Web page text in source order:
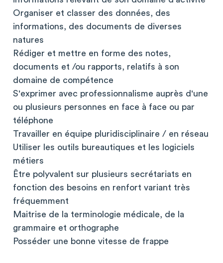
Organiser et classer des données, des
informations, des documents de diverses
natures
Rédiger et mettre en forme des notes,
documents et /ou rapports, relatifs à son
domaine de compétence
S'exprimer avec professionnalisme auprès d'une
ou plusieurs personnes en face à face ou par
téléphone
Travailler en équipe pluridisciplinaire / en réseau
Utiliser les outils bureautiques et les logiciels
métiers
Être polyvalent sur plusieurs secrétariats en
fonction des besoins en renfort variant très
fréquemment
Maitrise de la terminologie médicale, de la
grammaire et orthographe
Posséder une bonne vitesse de frappe